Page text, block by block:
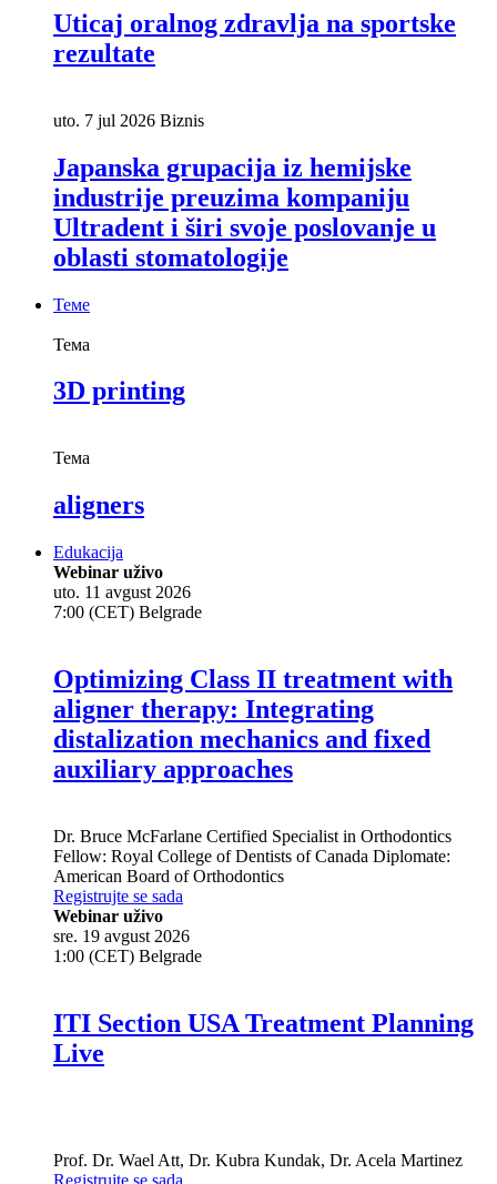
Uticaj oralnog zdravlja na sportske
rezultate
uto. 7 jul 2026 Biznis
Japanska grupacija iz hemijske
industrije preuzima kompaniju
Ultradent i širi svoje poslovanje u
oblasti stomatologije
Теме
Тема
3D printing
Тема
aligners
Edukacija
Webinar uživo
uto. 11 avgust 2026
7:00 (CET) Belgrade
Optimizing Class II treatment with
aligner therapy: Integrating
distalization mechanics and fixed
auxiliary approaches
Dr. Bruce McFarlane Certified Specialist in Orthodontics
Fellow: Royal College of Dentists of Canada Diplomate:
American Board of Orthodontics
Registrujte se sada
Webinar uživo
sre. 19 avgust 2026
1:00 (CET) Belgrade
ITI Section USA Treatment Planning
Live
Prof. Dr. Wael Att, Dr. Kubra Kundak, Dr. Acela Martinez
Registrujte se sada